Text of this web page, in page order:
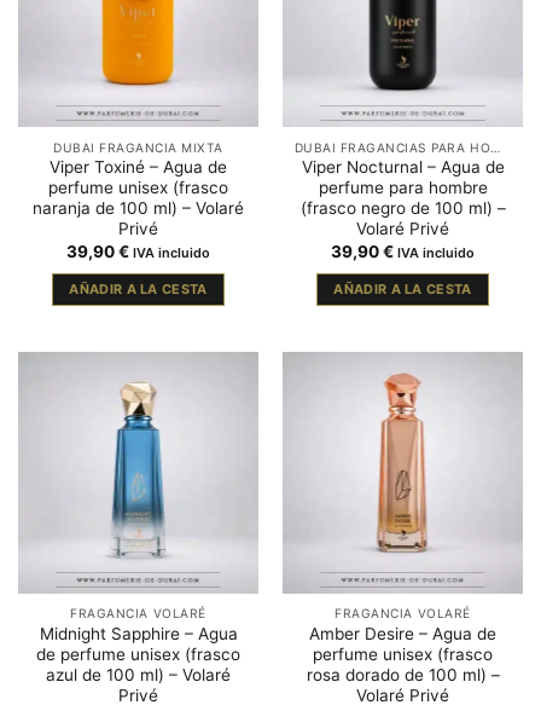
DUBAI FRAGANCIA MIXTA
Viper Toxiné – Agua de
perfume unisex (frasco
naranja de 100 ml) – Volaré
Privé
39,90€ IVA incluido
AÑADIR A LA CESTA
Viper Nocturnal – Agua de
perfume para hombre
(frasco negro de 100 ml) –
Volaré Privé
39,90€ IVA incluido
AÑADIR A LA CESTA
FRAGANCIA VOLARÉ
Midnight Sapphire – Agua
de perfume unisex (frasco
azul de 100 ml) – Volaré
Privé
FRAGANCIA VOLARÉ
Amber Desire – Agua de
perfume unisex (frasco
rosa dorado de 100 ml) –
Volaré Privé